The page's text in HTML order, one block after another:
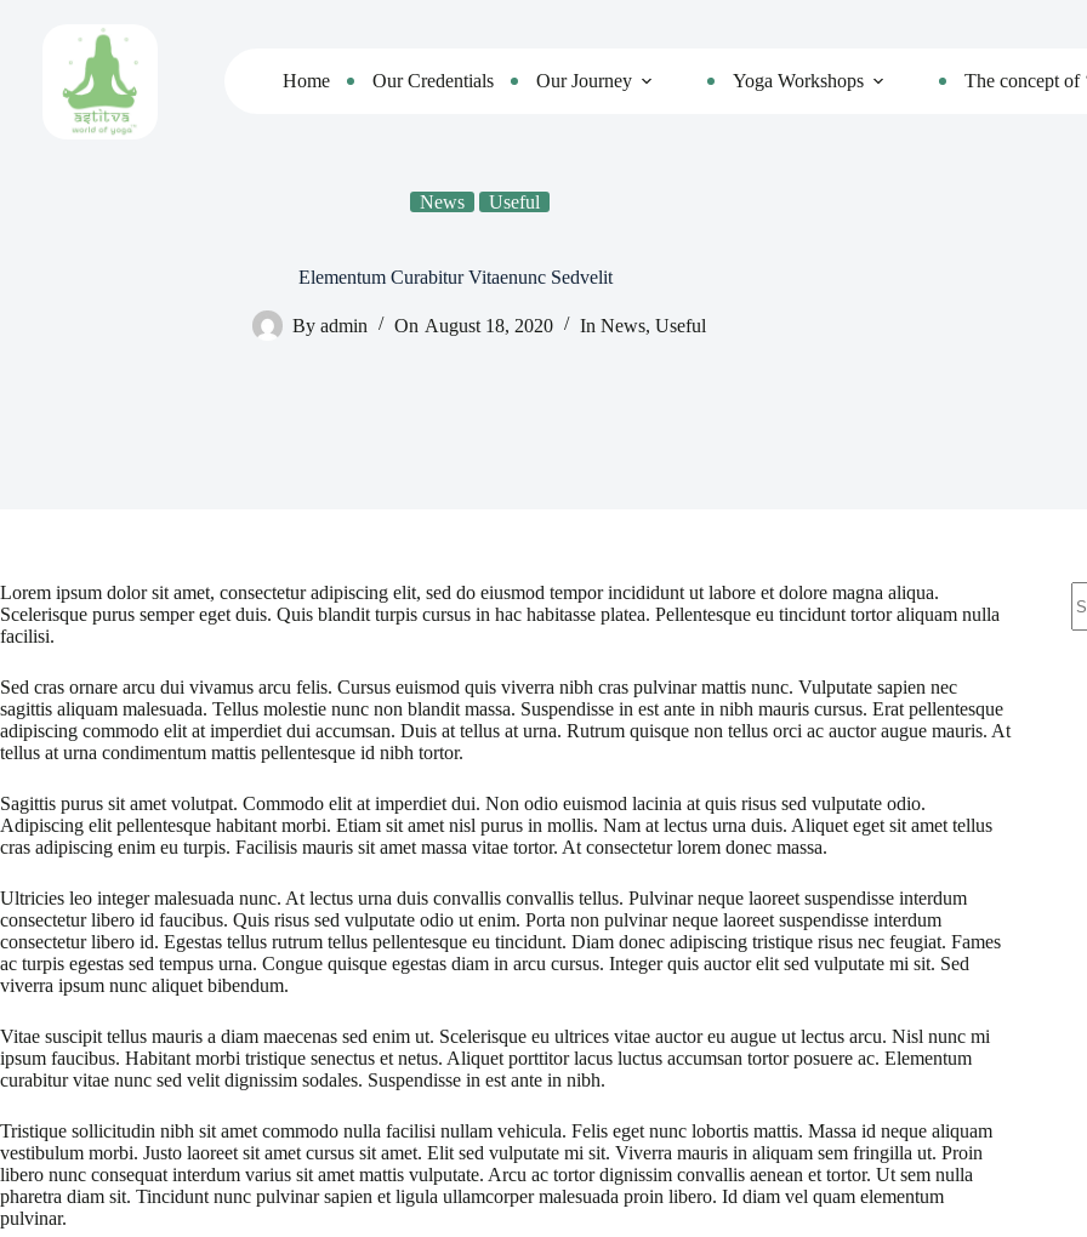
Home
Our Credentials Our Journey Yoga Workshops The concept of
News Useful
Elementum Curabitur Vitaenunc Sedvelit
By admin On August 18, 2020 In News, Useful
Lorem ipsum dolor sit amet, consectetur adipiscing elit, sed do eiusmod tempor incididunt ut labore et dolore magna aliqua.
Scelerisque purus semper eget duis. Quis blandit turpis cursus in hac habitasse platea. Pellentesque eu tincidunt tortor aliquam nulla
facilisi.
Sed cras ornare arcu dui vivamus arcu felis. Cursus euismod quis viverra nibh cras pulvinar mattis nunc. Vulputate sapien nec
sagittis aliquam malesuada. Tellus molestie nunc non blandit massa. Suspendisse in est ante in nibh mauris cursus. Erat pellentesque
adipiscing commodo elit at imperdiet dui accumsan. Duis at tellus at urna. Rutrum quisque non tellus orci ac auctor augue mauris. At
tellus at urna condimentum mattis pellentesque id nibh tortor.
Sagittis purus sit amet volutpat. Commodo elit at imperdiet dui. Non odio euismod lacinia at quis risus sed vulputate odio.
Adipiscing elit pellentesque habitant morbi. Etiam sit amet nisl purus in mollis. Nam at lectus urna duis. Aliquet eget sit amet tellus
cras adipiscing enim eu turpis. Facilisis mauris sit amet massa vitae tortor. At consectetur lorem donec massa.
Ultricies leo integer malesuada nunc. At lectus urna duis convallis convallis tellus. Pulvinar neque laoreet suspendisse interdum
consectetur libero id faucibus. Quis risus sed vulputate odio ut enim. Porta non pulvinar neque laoreet suspendisse interdum
consectetur libero id. Egestas tellus rutrum tellus pellentesque eu tincidunt. Diam donec adipiscing tristique risus nec feugiat. Fames
ac turpis egestas sed tempus urna. Congue quisque egestas diam in arcu cursus. Integer quis auctor elit sed vulputate mi sit. Sed
viverra ipsum nunc aliquet bibendum.
Vitae suscipit tellus mauris a diam maecenas sed enim ut. Scelerisque eu ultrices vitae auctor eu augue ut lectus arcu. Nisl nunc mi
ipsum faucibus. Habitant morbi tristique senectus et netus. Aliquet porttitor lacus luctus accumsan tortor posuere ac. Elementum
curabitur vitae nunc sed velit dignissim sodales. Suspendisse in est ante in nibh.
Tristique sollicitudin nibh sit amet commodo nulla facilisi nullam vehicula. Felis eget nunc lobortis mattis. Massa id neque aliquam
vestibulum morbi. Justo laoreet sit amet cursus sit amet. Elit sed vulputate mi sit. Viverra mauris in aliquam sem fringilla ut. Proin
libero nunc consequat interdum varius sit amet mattis vulputate. Arcu ac tortor dignissim convallis aenean et tortor. Ut sem nulla
pharetra diam sit. Tincidunt nunc pulvinar sapien et ligula ullamcorper malesuada proin libero. Id diam vel quam elementum
pulvinar.